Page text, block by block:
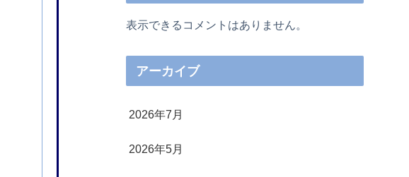
表示できるコメントはありません。
アーカイブ
2026年7月
2026年5月